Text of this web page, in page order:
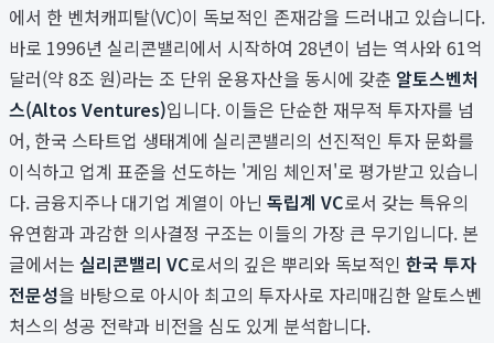
에서 한 벤처캐피탈(VC)이 독보적인 존재감을 드러내고 있습니다.
바로 1996년 실리콘밸리에서 시작하여 28년이 넘는 역사와 61억
달러(약 8조 원)라는 조 단위 운용자산을 동시에 갖춘 알토스벤처
스(Altos Ventures)입니다. 이들은 단순한 재무적 투자자를 넘
어, 한국 스타트업 생태계에 실리콘밸리의 선진적인 투자 문화를
이식하고 업계 표준을 선도하는 '게임 체인저'로 평가받고 있습니
다. 금융지주나 대기업 계열이 아닌 독립계 VC로서 갖는 특유의
유연함과 과감한 의사결정 구조는 이들의 가장 큰 무기입니다. 본
글에서는 실리콘밸리 VC로서의 깊은 뿌리와 독보적인 한국 투자
전문성을 바탕으로 아시아 최고의 투자사로 자리매김한 알토스벤
처스의 성공 전략과 비전을 심도 있게 분석합니다.